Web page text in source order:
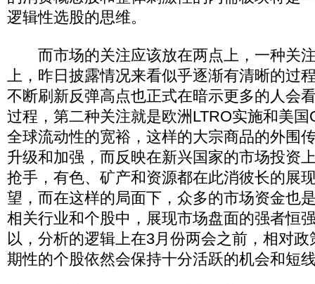
逻辑性选股的思维。
而市场的关注应该放在两点上，一种关
上，昨日披露情况来看似乎逐渐有清晰的过
不断刷新反弹高点也正式在暗示更多的人会
过程，第二种关注就是欧洲LTRO实施和美
全球流动性的宽裕，这样的大宗商品的外围
升级和加强，而反映在新兴国家的市场投资
抢手，有色、矿产和资源都在此消彼长的展
望，而在这样的局面下，众多的市场资金也
相关行业和个股中，展现市场盘面的强者恒
以，分析的逻辑上在3月份两会之前，相对
期性的个股依然会保持十分活跃的机会和短